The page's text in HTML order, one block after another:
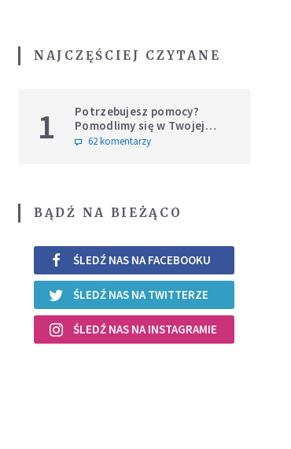
NAJCZĘŚCIEJ CZYTANE
1
Potrzebujesz pomocy?
Pomodlimy się w Twojej
intencji
62 komentarzy
BĄDŹ NA BIEŻĄCO
ŚLEDŹ NAS NA FACEBOOKU
ŚLEDŹ NAS NA TWITTERZE
ŚLEDŹ NAS NA INSTAGRAMIE